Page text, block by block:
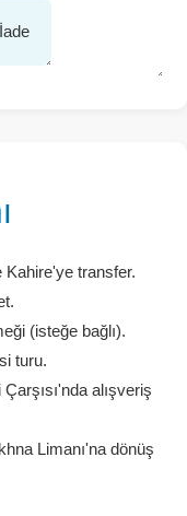
Kahire'ye transfer.
(isteğe bağlı).
turu.
alışveriş
Limanı'na dönüş